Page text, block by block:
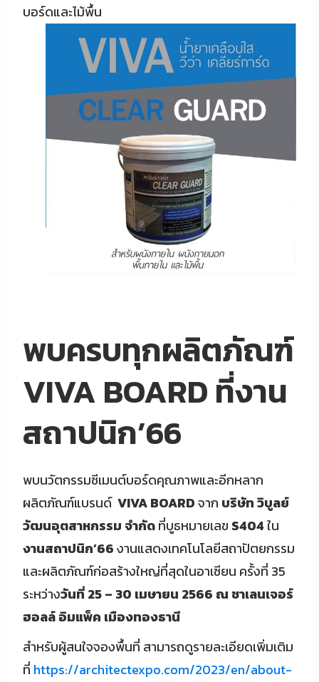
บอร์ดและไม้พื้น
พบครบทุกผลิตภัณฑ์
VIVA BOARD ที่งาน
สถาปนิก’66
พบนวัตกรรมซีเมนต์บอร์ดคุณภาพและอีกหลาก
ผลิตภัณฑ์แบรนด์ VIVA BOARDจาก บริษัท วิบูลย์
วัฒนอุตสาหกรรม จำกัดที่บูธหมายเลข S404ใน
งานสถาปนิก’66งานแสดงเทคโนโลยีสถาปัตยกรรม
และผลิตภัณฑ์ก่อสร้างใหญ่ที่สุดในอาเซียน ครั้งที่ 35
ระหว่างวันที่ 25 – 30 เมษายน 2566 ณ ชาเลนเจอร์
ฮอลล์ อิมแพ็ค เมืองทองธานี
สำหรับผู้สนใจจองพื้นที่ สามารถดูรายละเอียดเพิ่มเติม
ที่ https://architectexpo.com/2023/en/about-